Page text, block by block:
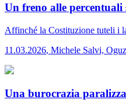
Un freno alle
Affinché la Costituzione tuteli i
11.03.2026, Michele Salvi,
Una burocrazia